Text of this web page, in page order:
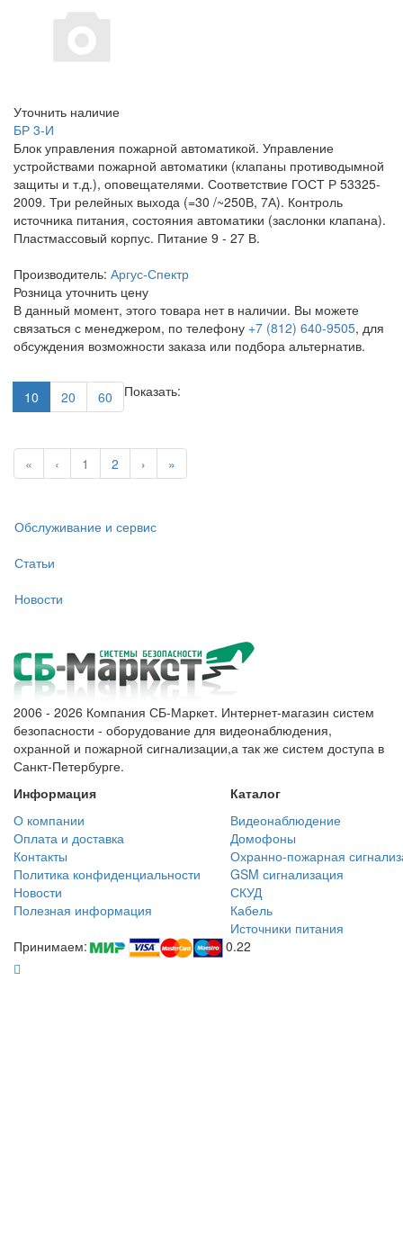
Уточнить наличие
БР 3-И
Блок управления пожарной автоматикой. Управление
устройствами пожарной автоматики (клапаны противодымной
защиты и т.д.), оповещателями. Соответствие ГОСТ Р 53325-
2009. Три релейных выхода (=30 /~250В, 7А). Контроль
источника питания, состояния автоматики (заслонки клапана).
Пластмассовый корпус. Питание 9 - 27 В.
Производитель: Аргус-Спектр
Розница уточнить цену
В данный момент, этого товара нет в наличии. Вы можете
связаться с менеджером, по телефону +7 (812) 640-9505, для
обсуждения возможности заказа или подбора альтернатив.
Показать:
10 20 60
« ‹ 1 2 › »
Обслуживание и сервис
Статьи
Новости
2006 - 2026 Компания СБ-Маркет. Интернет-магазин систем
безопасности - оборудование для видеонаблюдения,
охранной и пожарной сигнализации,а так же систем доступа в
Санкт-Петербурге.
Информация
Каталог
О компании
Видеонаблюдение
Оплата и доставка
Домофоны
Контакты
Охранно-пожарная
Политика конфиденциальности
GSM сигнализация
Новости
СКУД
Полезная информация
Кабель
Источники питания
Принимаем:
0.22